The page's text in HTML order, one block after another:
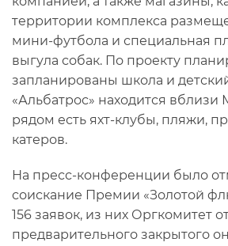
территории комплекса
мини-футбола и специальная
выгула собак. По проекту
запланированы школа и
«Альбатрос» находится вблизи
рядом есть яхт-клубы, пляжи,
катеров.
На пресс-конференции было
соискание Премии «Золотой
156 заявок, из них Оргкомитет
предварительного закрытого